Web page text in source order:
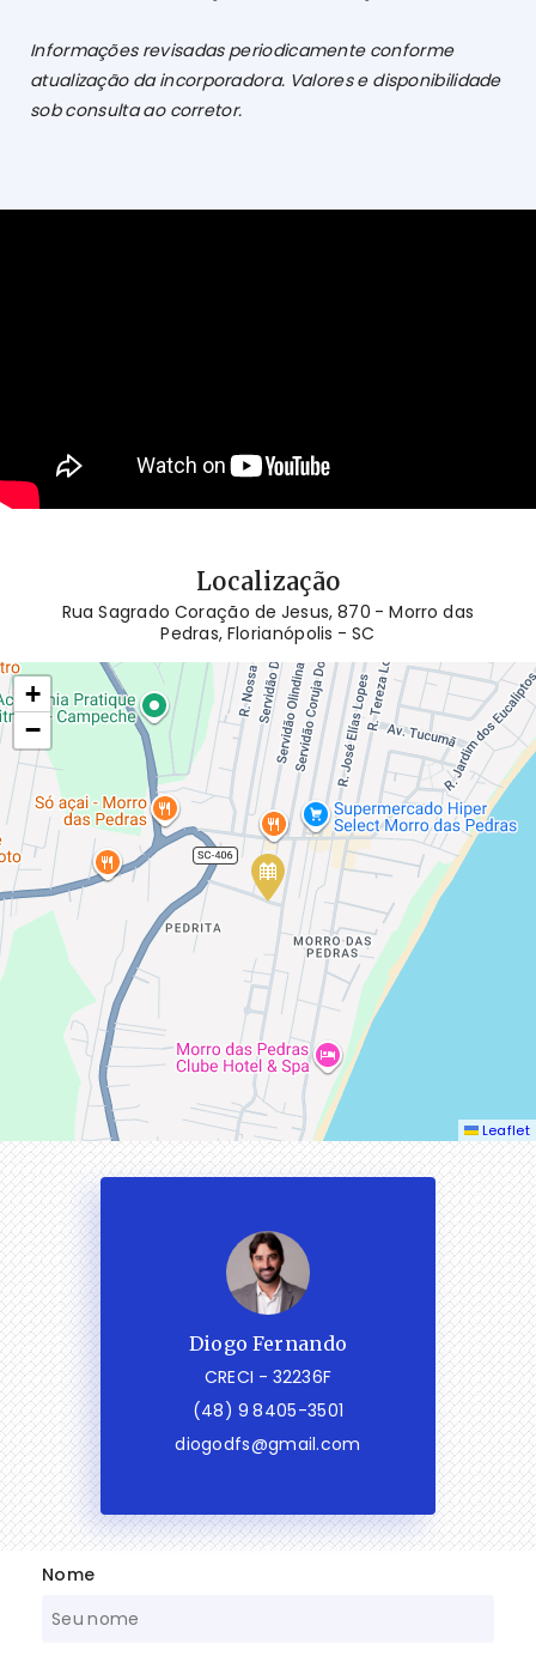
Informações revisadas periodicamente conforme
atualização da incorporadora. Valores e disponibilidade
sob consulta ao corretor.
Localização
Rua Sagrado Coração de Jesus, 870 - Morro das
Pedras, Florianópolis - SC
+
−
Leaflet
Diogo Fernando
CRECI - 32236F
(48) 9 8405-3501
diogodfs@gmail.com
Nome